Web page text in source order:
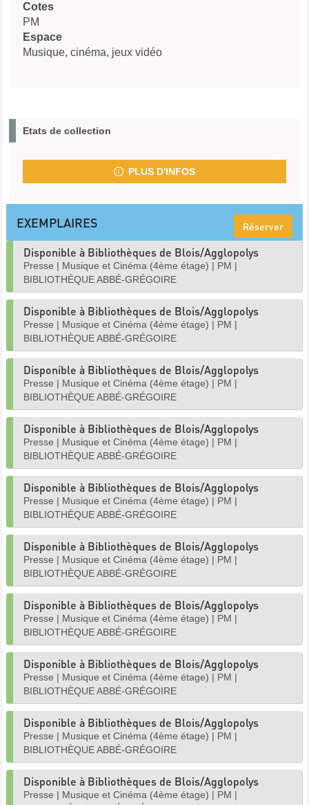
Cotes
PM
Espace
Musique, cinéma, jeux vidéo
Etats de collection
PLUS D'INFOS
EXEMPLAIRES Réserver
Disponible à Bibliothèques de Blois/Agglopolys
Presse | Musique et Cinéma (4ème étage) | PM |
BIBLIOTHÈQUE ABBÉ-GRÉGOIRE
Disponible à Bibliothèques de Blois/Agglopolys
Presse | Musique et Cinéma (4ème étage) | PM |
BIBLIOTHÈQUE ABBÉ-GRÉGOIRE
Disponible à Bibliothèques de Blois/Agglopolys
Presse | Musique et Cinéma (4ème étage) | PM |
BIBLIOTHÈQUE ABBÉ-GRÉGOIRE
Disponible à Bibliothèques de Blois/Agglopolys
Presse | Musique et Cinéma (4ème étage) | PM |
BIBLIOTHÈQUE ABBÉ-GRÉGOIRE
Disponible à Bibliothèques de Blois/Agglopolys
Presse | Musique et Cinéma (4ème étage) | PM |
BIBLIOTHÈQUE ABBÉ-GRÉGOIRE
Disponible à Bibliothèques de Blois/Agglopolys
Presse | Musique et Cinéma (4ème étage) | PM |
BIBLIOTHÈQUE ABBÉ-GRÉGOIRE
Disponible à Bibliothèques de Blois/Agglopolys
Presse | Musique et Cinéma (4ème étage) | PM |
BIBLIOTHÈQUE ABBÉ-GRÉGOIRE
Disponible à Bibliothèques de Blois/Agglopolys
Presse | Musique et Cinéma (4ème étage) | PM |
BIBLIOTHÈQUE ABBÉ-GRÉGOIRE
Disponible à Bibliothèques de Blois/Agglopolys
Presse | Musique et Cinéma (4ème étage) | PM |
BIBLIOTHÈQUE ABBÉ-GRÉGOIRE
Disponible à Bibliothèques de Blois/Agglopolys
Presse | Musique et Cinéma (4ème étage) | PM |